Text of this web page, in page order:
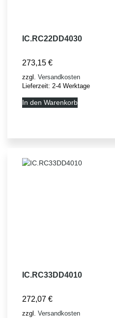
IC.RC22DD4030
273,15 €
zzgl. Versandkosten
Lieferzeit: 2-4 Werktage
In den Warenkorb
IC.RC33DD4010
272,07 €
zzgl. Versandkosten